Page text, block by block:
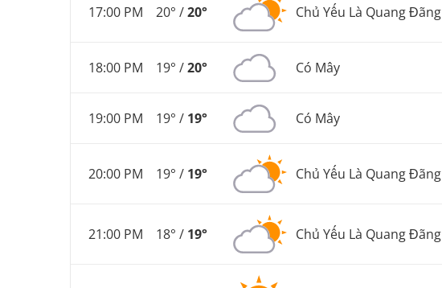
17:00 PM 20° /20° Chủ Yếu Là Quang Đãng
18:00 PM 19° /20° Có Mây
19:00 PM 19° / 19° Có Mây
20:00 PM 19° / 19° Chủ Yếu Là Quang Đãng
21:00 PM 18° / 19° Chủ Yếu Là Quang Đãng